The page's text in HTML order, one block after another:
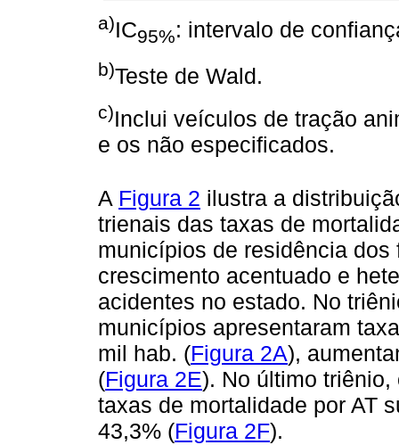
a)IC95%: intervalo de
b)Teste de Wald.
c)Inclui veículos de tração
e os não especificados.
A Figura 2 ilustra a
trienais das taxas de
municípios de residência
crescimento acentuado e
acidentes no estado. No
municípios apresentaram
mil hab. (Figura 2A),
(Figura 2E). No último
taxas de mortalidade por AT
43,3% (Figura 2F).